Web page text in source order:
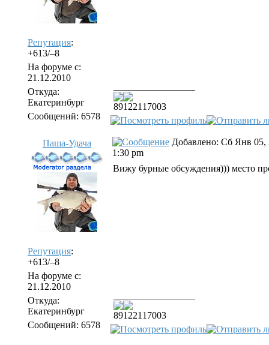
Репутация:
+613/–8
На форуме с:
21.12.2010
Откуда:
Екатеринбург
Сообщений: 6578
89122117003
Паша-Удача
Репутация:
+613/–8
На форуме с:
21.12.2010
Откуда:
Екатеринбург
Сообщений: 6578
Добавлено: Сб Янв 05,
1:30 pm
Вижу бурные обсуждения))) место
89122117003